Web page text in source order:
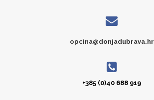
opcina@donjadubrava.hr
+385 (0)40 688 919